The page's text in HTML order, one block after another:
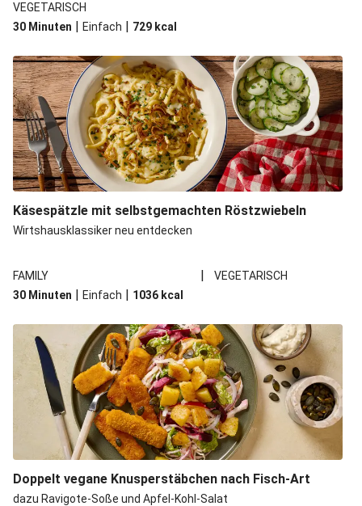
VEGETARISCH
30 Minuten | Einfach | 729 kcal
Käsespätzle mit selbstgemachten Röstzwiebeln
Wirtshausklassiker neu entdecken
FAMILY |
VEGETARISCH
30 Minuten | Einfach | 1036 kcal
Doppelt vegane Knusperstäbchen nach Fisch-Art
dazu Ravigote-Soße und Apfel-Kohl-Salat